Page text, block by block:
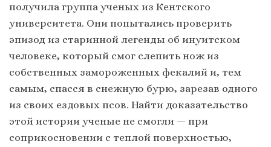
получила группа ученых из Кентского
университета. Они попытались проверить
эпизод из старинной легенды об инуитском
человеке, который смог слепить нож из
собственных замороженных фекалий и, тем
самым, спасся в снежную бурю, зарезав одного
из своих ездовых псов. Найти доказательство
этой истории ученые не смогли — при
соприкосновении с теплой поверхностью,